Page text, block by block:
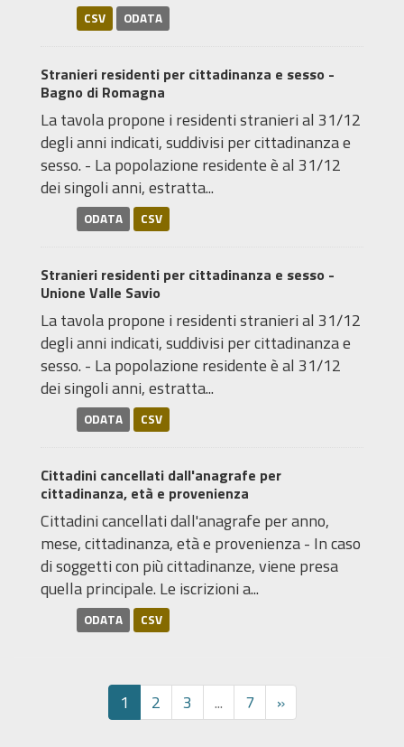
CSV ODATA
Stranieri residenti per cittadinanza e sesso -
Bagno di Romagna
La tavola propone i residenti stranieri al 31/12
degli anni indicati, suddivisi per cittadinanza e
sesso. - La popolazione residente è al 31/12
dei singoli anni, estratta...
ODATA CSV
Stranieri residenti per cittadinanza e sesso -
Unione Valle Savio
La tavola propone i residenti stranieri al 31/12
degli anni indicati, suddivisi per cittadinanza e
sesso. - La popolazione residente è al 31/12
dei singoli anni, estratta...
ODATA CSV
Cittadini cancellati dall'anagrafe per
cittadinanza, età e provenienza
Cittadini cancellati dall'anagrafe per anno,
mese, cittadinanza, età e provenienza - In caso
di soggetti con più cittadinanze, viene presa
quella principale. Le iscrizioni a...
ODATA CSV
1 2 3 ... 7 »